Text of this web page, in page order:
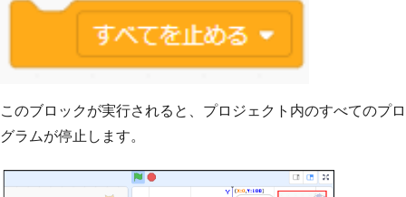
このブロックが実行されると、プロジェクト内のすべてのプロ
グラムが停止します。